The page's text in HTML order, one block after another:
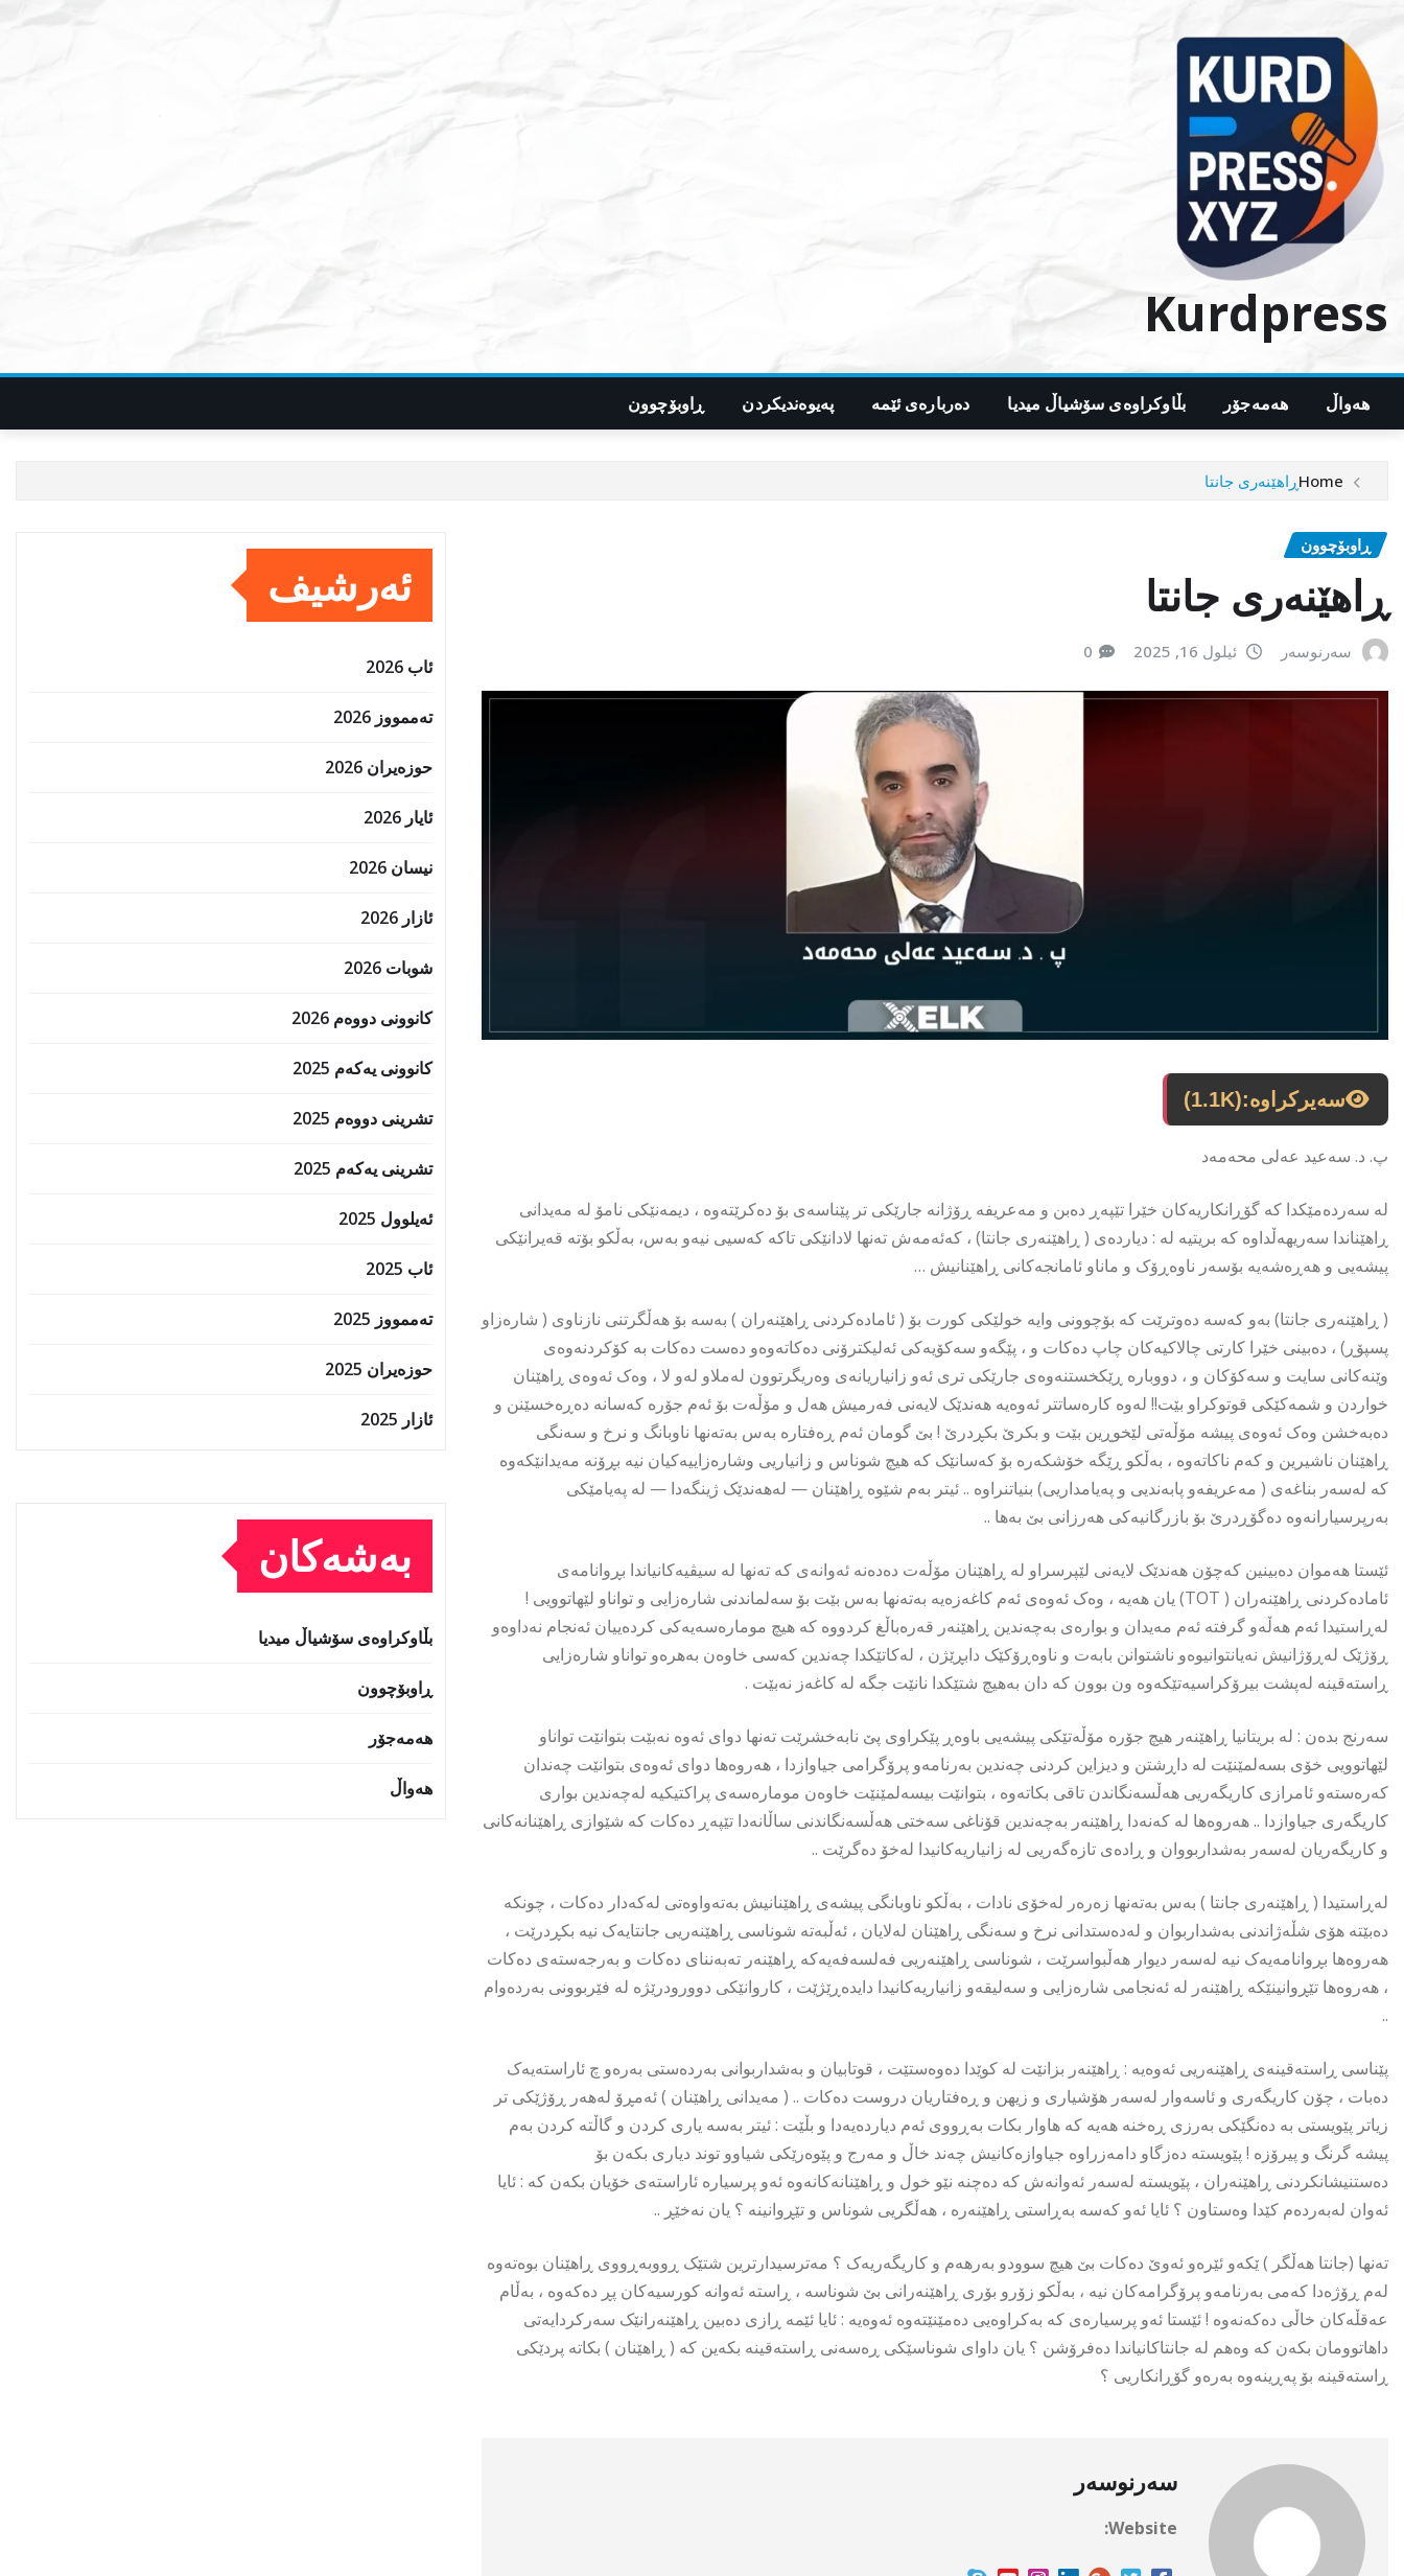
content
Kurdpress
هەواڵ هەمەجۆر بڵاوکراوەی سۆشیاڵ میدیا دەربارەی ئێمە پەیوەندیکردن ڕاوبۆچوون
Homeڕاهێنەری جانتا
ڕاوبۆچوون
ڕاهێنەری جانتا
سەرنوسەر ئیلول 16, 2025 0
سەیرکراوە:(1.1K)
پ. د. سەعید عەلی محەمەد
لە سەردەمێکدا کە گۆڕانکاریەکان خێرا تێپەڕ دەبن و مەعریفە ڕۆژانە جارێکی تر پێناسەی بۆ دەکرێتەوە ، دیمەنێکی نامۆ لە مەیدانی
ڕاهێناندا سەریهەڵداوە کە بریتیە لە : دیاردەی ( ڕاهێنەری جانتا) ، کەئەمەش تەنها لادانێکی تاکە کەسیی نیەو بەس، بەڵکو بۆتە قەیرانێکی
پیشەیی و هەڕەشەیە بۆسەر ناوەڕۆک و ماناو ئامانجەکانی ڕاهێنانیش …
( ڕاهێنەری جانتا) بەو کەسە دەوترێت کە بۆچوونی وایە خولێکی کورت بۆ ( ئامادەکردنی ڕاهێنەران ) بەسە بۆ هەڵگرتنی نازناوی ( شارەزاو
پسپۆڕ) ، دەبینی خێرا کارتی چالاکیەکان چاپ دەکات و ، پێگەو سەکۆیەکی ئەلیکترۆنی دەکاتەوەو دەست دەکات بە کۆکردنەوەی
وێنەکانی سایت و سەکۆکان و ، دووبارە ڕێکخستنەوەی جارێکی تری ئەو زانیاریانەی وەریگرتوون لەملاو لەو لا ، وەک ئەوەی ڕاهێنان
خواردن و شمەکێکی قوتوکراو بێت!! لەوە کارەساتتر ئەوەیە هەندێک لایەنی فەرمیش هەل و مۆڵەت بۆ ئەم جۆرە کەسانە دەڕەخسێنن و
دەبەخشن وەک ئەوەی پیشە مۆڵەتی لێخوڕین بێت و بکرێ بکڕدرێ ! بێ گومان ئەم ڕەفتارە بەس بەتەنها ناوبانگ و نرخ و سەنگی
ڕاهێنان ناشیرین و کەم ناکاتەوە ، بەڵکو ڕێگە خۆشکەرە بۆ کەسانێک کە هیچ شوناس و زانیاریی وشارەزاییەکیان نیە بڕۆنە مەیدانێکەوە
کە لەسەر بناغەی ( مەعریفەو پابەندیی و پەیامداریی) بنیاتنراوە .. ئیتر بەم شێوە ڕاهێنان — لەهەندێک ژینگەدا — لە پەیامێکی
بەرپرسیارانەوە دەگۆڕدرێ بۆ بازرگانیەکی هەرزانی بێ بەها ..
ئێستا هەموان دەبینین کەچۆن هەندێک لایەنی لێپرسراو لە ڕاهێنان مۆڵەت دەدەنە ئەوانەی کە تەنها لە سیڤیەکانیاندا بڕوانامەی
ئامادەکردنی ڕاهێنەران ( TOT) یان هەیە ، وەک ئەوەی ئەم کاغەزەیە بەتەنها بەس بێت بۆ سەلماندنی شارەزایی و تواناو لێهاتوویی !
لەڕاستیدا ئەم هەڵەو گرفتە ئەم مەیدان و بوارەی بەچەندین ڕاهێنەر قەرەباڵغ کردووە کە هیچ مومارەسەیەکی کردەییان ئەنجام نەداوەو
ڕۆژێک لەڕۆژانیش نەیانتوانیوەو ناشتوانن بابەت و ناوەڕۆکێک دابڕێژن ، لەکاتێکدا چەندین کەسی خاوەن بەهرەو تواناو شارەزایی
ڕاستەقینە لەپشت بیرۆکراسیەتێکەوە ون بوون کە دان بەهیچ شتێکدا نانێت جگە لە کاغەز نەبێت .
سەرنج بدەن : لە بریتانیا ڕاهێنەر هیچ جۆرە مۆڵەتێکی پیشەیی باوەڕ پێکراوی پێ نابەخشرێت تەنها دوای ئەوە نەبێت بتوانێت تواناو
لێهاتوویی خۆی بسەلمێنێت لە داڕشتن و دیزاین کردنی چەندین بەرنامەو پرۆگرامی جیاوازدا ، هەروەها دوای ئەوەی بتوانێت چەندان
کەرەستەو ئامرازی کاریگەریی هەڵسەنگاندن تاقی بکاتەوە ، بتوانێت بیسەلمێنێت خاوەن مومارەسەی پراکتیکیە لەچەندین بواری
کاریگەری جیاوازدا .. هەروەها لە کەنەدا ڕاهێنەر بەچەندین قۆناغی سەختی هەڵسەنگاندنی ساڵانەدا تێپەڕ دەکات که شێوازی ڕاهێنانەکانی
و کاریگەریان لەسەر بەشداربووان و ڕادەی تازەگەریی لە زانیاریەکانیدا لەخۆ دەگرێت ..
لەڕاستیدا ( ڕاهێنەری جانتا ) بەس بەتەنها زەرەر لەخۆی نادات ، بەڵکو ناوبانگی پیشەی ڕاهێنانیش بەتەواوەتی لەکەدار دەکات ، چونکە
دەبێتە هۆی شڵەژاندنی بەشداربوان و لەدەستدانی نرخ و سەنگی ڕاهێنان لەلایان ، ئەڵبەتە شوناسی ڕاهێنەریی جانتایەک نیە بکڕدرێت ،
هەروەها بڕوانامەیەک نیە لەسەر دیوار هەڵبواسرێت ، شوناسی ڕاهێنەریی فەلسەفەیەکە ڕاهێنەر تەبەننای دەکات و بەرجەستەی دەکات
، هەروەها تێڕوانینێکە ڕاهێنەر لە ئەنجامی شارەزایی و سەلیقەو زانیاریەکانیدا دایدەڕێژێت ، کاروانێکی دوورودرێژە لە فێربوونی بەردەوام
..
پێناسی ڕاستەقینەی ڕاهێنەریی ئەوەیە : ڕاهێنەر بزانێت لە کوێدا دەوەستێت ، قوتابیان و بەشداربوانی بەردەستی بەرەو چ ئاراستەیەک
دەبات ، چۆن کاریگەری و ئاسەوار لەسەر هۆشیاری و زیهن و ڕەفتاریان دروست دەکات .. ( مەیدانی ڕاهێنان ) ئەمڕۆ لەهەر ڕۆژێکی تر
زیاتر پێویستی بە دەنگێکی بەرزی ڕەخنە هەیە کە هاوار بکات بەڕووی ئەم دیاردەیەدا و بڵێت : ئیتر بەسە یاری کردن و گاڵتە کردن بەم
پیشە گرنگ و پیرۆزە ! پێویستە دەزگاو دامەزراوە جیاوازەکانیش چەند خاڵ و مەرج و پێوەرێکی شیاوو توند دیاری بکەن بۆ
دەستنیشانکردنی ڕاهێنەران ، پێویستە لەسەر ئەوانەش کە دەچنە نێو خول و ڕاهێنانەکانەوە ئەو پرسیارە ئاراستەی خۆیان بکەن کە : ئایا
ئەوان لەبەردەم کێدا وەستاون ؟ ئایا ئەو کەسە بەڕاستی ڕاهێنەرە ، هەڵگریی شوناس و تێڕوانینە ؟ یان نەخێڕ ..
تەنها (جانتا هەڵگر ) ێکەو ئێرەو ئەوێ دەکات بێ هیچ سوودو بەرهەم و کاریگەریەک ؟ مەترسیدارترین شتێک ڕووبەڕووی ڕاهێنان بوەتەوە
لەم ڕۆژەدا کەمی بەرنامەو پرۆگرامەکان نیە ، بەڵکو زۆرو بۆری ڕاهێنەرانی بێ شوناسە ، ڕاستە ئەوانە کورسیەکان پڕ دەکەوە ، بەڵام
عەقڵەکان خاڵی دەکەنەوە ! ئێستا ئەو پرسیارەی کە بەکراوەیی دەمێنێتەوە ئەوەیە : ئایا ئێمە ڕازی دەبین ڕاهێنەرانێک سەرکردایەتی
داهاتوومان بکەن کە وەهم لە جانتاکانیاندا دەفرۆشن ؟ یان داوای شوناسێکی ڕەسەنی ڕاستەقینە بکەین کە ( ڕاهێنان ) بکاتە پردێکی
ڕاستەقینە بۆ پەڕینەوە بەرەو گۆڕانکاریی ؟
سەرنوسەر
Website:
ئەرشیف
ئاب 2026
تەممووز 2026
حوزه‌یران 2026
ئایار 2026
نیسان 2026
ئازار 2026
شوبات 2026
کانوونی دووەم 2026
کانوونی یەکەم 2025
تشرینی دووەم 2025
تشرینی یەکەم 2025
ئەیلوول 2025
ئاب 2025
تەممووز 2025
حوزه‌یران 2025
ئازار 2025
بەشەکان
بڵاوکراوەی سۆشیاڵ میدیا
ڕاوبۆچوون
هەمەجۆر
هەواڵ